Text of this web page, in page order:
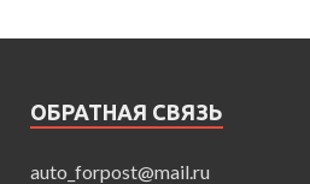
ОБРАТНАЯ СВЯЗЬ
auto_forpost@mail.ru